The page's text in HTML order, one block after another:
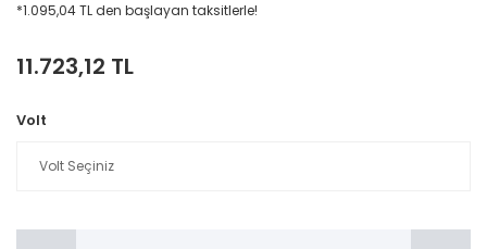
*1.095,04 TL den başlayan taksitlerle!
11.723,12 TL
Volt